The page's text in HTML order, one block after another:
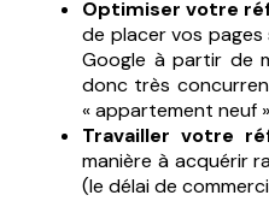
Optimiser votre
de placer vos
Google à partir de
donc très
« appartement neuf
Travailler votre
manière à acquérir
(le délai de